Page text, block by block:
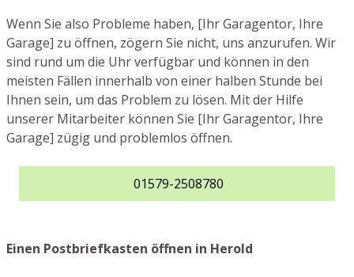
Wenn Sie also Probleme haben, [Ihr Garagentor, Ihre
Garage] zu öffnen, zögern Sie nicht, uns anzurufen. Wir
sind rund um die Uhr verfügbar und können in den
meisten Fällen innerhalb von einer halben Stunde bei
Ihnen sein, um das Problem zu lösen. Mit der Hilfe
unserer Mitarbeiter können Sie [Ihr Garagentor, Ihre
Garage] zügig und problemlos öffnen.
01579-2508780
Einen Postbriefkasten öffnen in Herold